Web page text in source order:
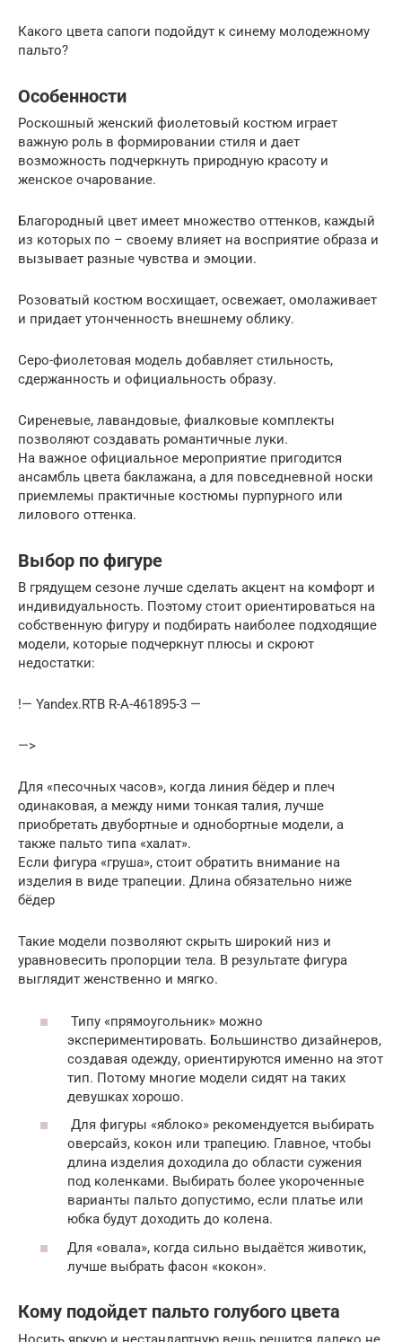
Какого цвета сапоги подойдут к синему молодежному
пальто?
Особенности
Роскошный женский фиолетовый костюм играет
важную роль в формировании стиля и дает
возможность подчеркнуть природную красоту и
женское очарование.
Благородный цвет имеет множество оттенков, каждый
из которых по – своему влияет на восприятие образа и
вызывает разные чувства и эмоции.
Розоватый костюм восхищает, освежает, омолаживает
и придает утонченность внешнему облику.
Серо-фиолетовая модель добавляет стильность,
сдержанность и официальность образу.
Сиреневые, лавандовые, фиалковые комплекты
позволяют создавать романтичные луки.
На важное официальное мероприятие пригодится
ансамбль цвета баклажана, а для повседневной носки
приемлемы практичные костюмы пурпурного или
лилового оттенка.
Выбор по фигуре
В грядущем сезоне лучше сделать акцент на комфорт и
индивидуальность. Поэтому стоит ориентироваться на
собственную фигуру и подбирать наиболее подходящие
модели, которые подчеркнут плюсы и скроют
недостатки:
!— Yandex.RTB R-A-461895-3 —
—>
Для «песочных часов», когда линия бёдер и плеч
одинаковая, а между ними тонкая талия, лучше
приобретать двубортные и однобортные модели, а
также пальто типа «халат».
Если фигура «груша», стоит обратить внимание на
изделия в виде трапеции. Длина обязательно ниже
бёдер
Такие модели позволяют скрыть широкий низ и
уравновесить пропорции тела. В результате фигура
выглядит женственно и мягко.
Типу «прямоугольник» можно
экспериментировать. Большинство дизайнеров,
создавая одежду, ориентируются именно на этот
тип. Потому многие модели сидят на таких
девушках хорошо.
Для фигуры «яблоко» рекомендуется выбирать
оверсайз, кокон или трапецию. Главное, чтобы
длина изделия доходила до области сужения
под коленками. Выбирать более укороченные
варианты пальто допустимо, если платье или
юбка будут доходить до колена.
Для «овала», когда сильно выдаётся животик,
лучше выбрать фасон «кокон».
Кому подойдет пальто голубого цвета